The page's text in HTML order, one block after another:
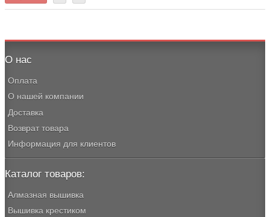
О нас
Оплата
О нашей компании
Доставка
Возврат товара
Информация для клиентов
Каталог товаров:
Алмазная вышивка
Вышивка крестиком